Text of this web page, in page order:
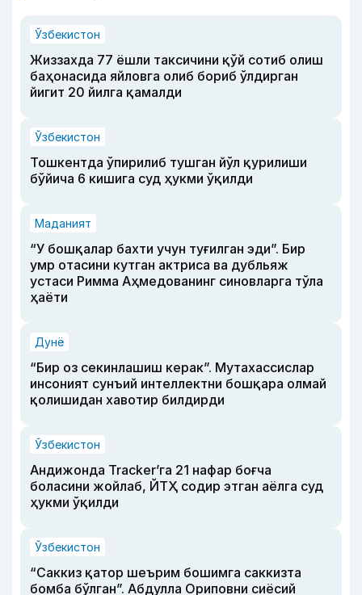
Ўзбекистон
Жиззахда 77 ёшли таксичини қўй сотиб олиш
баҳонасида яйловга олиб бориб ўлдирган
йигит 20 йилга қамалди
Ўзбекистон
Тошкентда ўпирилиб тушган йўл қурилиши
бўйича 6 кишига суд ҳукми ўқилди
Маданият
“У бошқалар бахти учун туғилган эди”. Бир
умр отасини кутган актриса ва дубльяж
устаси Римма Аҳмедованинг синовларга тўла
ҳаёти
Дунё
“Бир оз секинлашиш керак”. Мутахассислар
инсоният сунъий интеллектни бошқара олмай
қолишидан хавотир билдирди
Ўзбекистон
Андижонда Tracker’га 21 нафар боғча
боласини жойлаб, ЙТҲ содир этган аёлга суд
ҳукми ўқилди
Ўзбекистон
“Саккиз қатор шеърим бошимга саккизта
бомба бўлган”. Абдулла Ориповни сиёсий